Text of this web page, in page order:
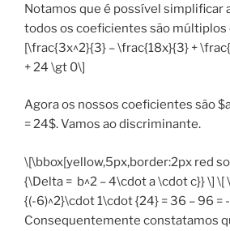
Notamos que é possível simplificar
todos os coeficientes são múltiplos
[\frac{3x^2}{3} – \frac{18x}{3} +
+ 24 \gt 0\]
Agora os nossos coeficientes são
= 24$. Vamos ao discriminante.
\[\bbox[yellow,5px,border:2px red
{\Delta = b^2 – 4\cdot a \cdot c}} \] \[
{(-6)^2}\cdot 1\cdot {24} = 36 – 96 =
Consequentemente constatamos